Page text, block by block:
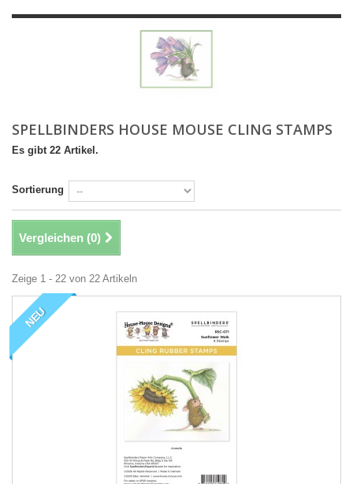
SPELLBINDERS HOUSE MOUSE CLING STAMPS
Es gibt 22 Artikel.
Sortierung
Vergleichen (0)
Zeige 1 - 22 von 22 Artikeln
NEU